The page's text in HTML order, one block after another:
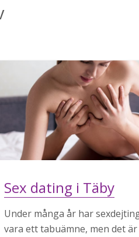
Sex dating i Täby
Under många år har
vara ett tabuämne, men det